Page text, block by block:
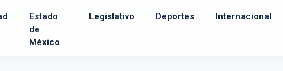
Estado
de
México
Legislativo Deportes Internacional